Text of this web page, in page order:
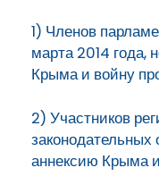
1) Членов
марта 2014
Крыма и войну
2) Участников
аннексию Крыма